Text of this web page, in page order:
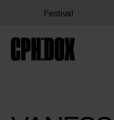
Festival